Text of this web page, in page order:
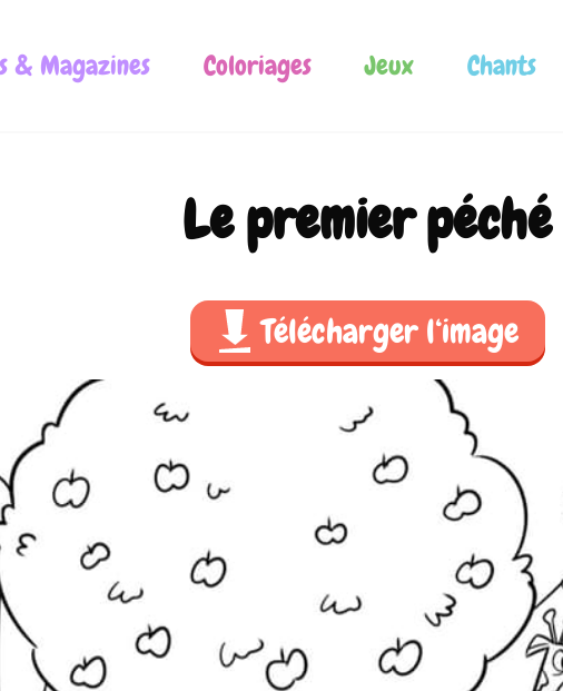
& Magazines Coloriages Jeux Chants
Le premier péché
Télécharger l‘image